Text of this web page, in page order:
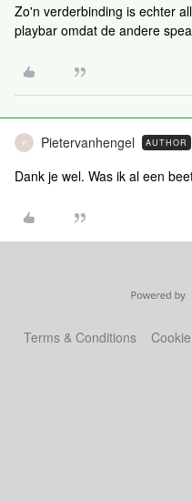
Zo'n verderbinding is echter
playbar omdat de andere
P Pietervanhengel AUTHOR
Dank je wel. Was ik al een
Terms & Conditions